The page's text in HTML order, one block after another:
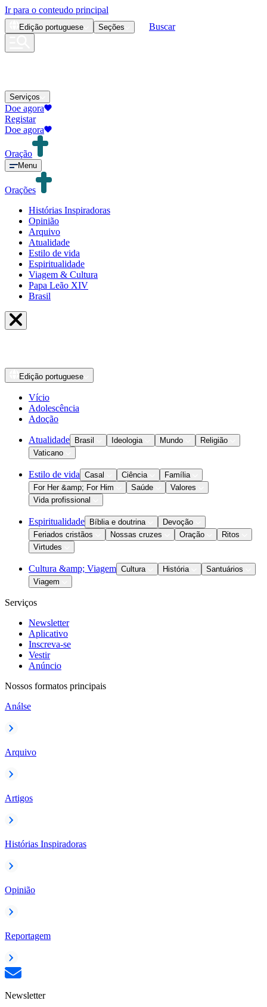
Ir para o conteudo principal
Edição portuguese Seções Buscar
Serviços
Doe agora
Registar
Doe agora
Oração
Menu
Orações
Histórias Inspiradoras
Opinião
Arquivo
Atualidade
Estilo de vida
Espiritualidade
Viagem & Cultura
Papa Leão XIV
Brasil
Edição portuguese
Vício
Adolescência
Adoção
Atualidade Brasil Ideologia Mundo
Religião
Vaticano
Estilo de vida Casal Ciência
Família
For Her &amp; For Him
Saúde
Valores
Vida profissional
Espiritualidade Bíblia e doutrina
Devoção
Feriados cristãos
Nossas cruzes Oração
Ritos
Virtudes
Cultura &amp; Viagem Cultura História
Santuários
Viagem
Serviços
Newsletter
Aplicativo
Inscreva-se
Vestir
Anúncio
Nossos formatos principais
Análse
Arquivo
Artigos
Histórias Inspiradoras
Opinião
Reportagem
Newsletter